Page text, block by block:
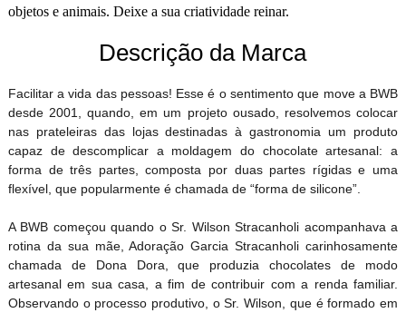
objetos e animais. Deixe a sua criatividade reinar.
Descrição da Marca
Facilitar a vida das pessoas! Esse é o sentimento que move a BWB
desde 2001, quando, em um projeto ousado, resolvemos colocar
nas prateleiras das lojas destinadas à gastronomia um produto
capaz de descomplicar a moldagem do chocolate artesanal: a
forma de três partes, composta por duas partes rígidas e uma
flexível, que popularmente é chamada de “forma de silicone”.
A BWB começou quando o Sr. Wilson Stracanholi acompanhava a
rotina da sua mãe, Adoração Garcia Stracanholi carinhosamente
chamada de Dona Dora, que produzia chocolates de modo
artesanal em sua casa, a fim de contribuir com a renda familiar.
Observando o processo produtivo, o Sr. Wilson, que é formado em